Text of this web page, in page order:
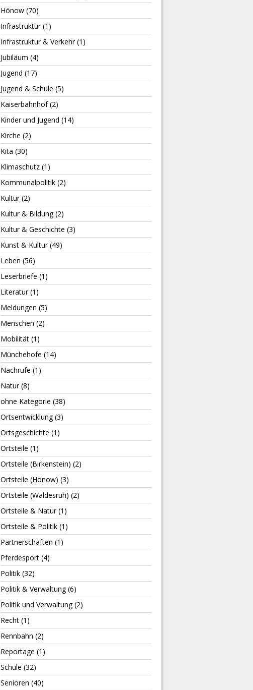
Hönow (70)
Infrastruktur(1)
Infrastruktur & Verkehr(1)
Jubiläum (4)
Jugend (17)
Jugend & Schule (5)
Kaiserbahnhof(2)
Kinder und Jugend (14)
Kirche (2)
Kita (30)
Klimaschutz (1)
Kommunalpolitik (2)
Kultur(2)
Kultur & Bildung(2)
Kultur & Geschichte (3)
Kunst & Kultur(49)
Leben (56)
Leserbriefe (1)
Literatur(1)
Meldungen (5)
Menschen (2)
Mobilität (1)
Münchehofe (14)
Nachrufe (1)
Natur(8)
ohne Kategorie (38)
Ortsentwicklung(3)
Ortsgeschichte (1)
Ortsteile (1)
Ortsteile (Birkenstein) (2)
Ortsteile (Hönow) (3)
Ortsteile (Waldesruh) (2)
Ortsteile & Natur(1)
Ortsteile & Politik (1)
Partnerschaften (1)
Pferdesport (4)
Politik (32)
Politik & Verwaltung(6)
Politik und Verwaltung(2)
Recht (1)
Rennbahn (2)
Reportage (1)
Schule (32)
Senioren (40)